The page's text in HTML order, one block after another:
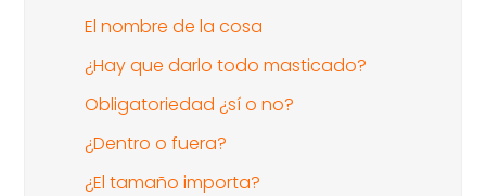
El nombre de la cosa
¿Hay que darlo todo masticado?
Obligatoriedad ¿sí o no?
¿Dentro o fuera?
¿El tamaño importa?